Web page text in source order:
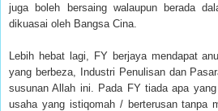
juga boleh bersaing walaupun berada
dikuasai oleh Bangsa Cina.
Lebih hebat lagi, FY berjaya mendapat
yang berbeza, Industri Penulisan dan
susunan Allah ini. Pada FY tiada apa
usaha yang istiqomah / berterusan tanpa